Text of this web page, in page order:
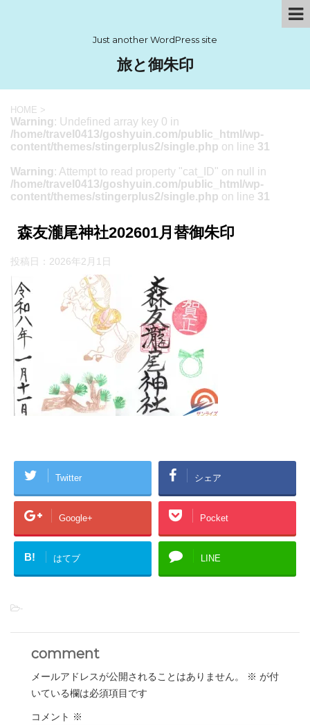
Just another WordPress site
旅と御朱印
HOME >
Warning: Undefined array key 0 in
/home/travel0413/goshyuin.com/public_html/wp-
content/themes/stingerplus2/single.php on line 31
Warning: Attempt to read property "cat_ID" on null in
/home/travel0413/goshyuin.com/public_html/wp-
content/themes/stingerplus2/single.php on line 31
森友瀧尾神社202601月替御朱印
投稿日： 2026年2月1日
Twitter シェア
Google+ Pocket
B! はてブ LINE
-
comment
メールアドレスが公開されることはありません。 ※ が付
いている欄は必須項目です
コメント ※